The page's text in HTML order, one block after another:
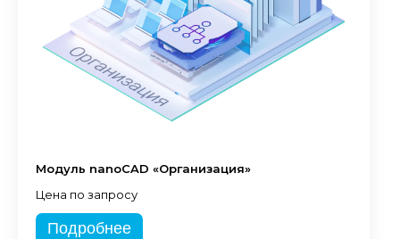
Модуль nanoCAD «Организация»
Цена по запросу
Подробнее